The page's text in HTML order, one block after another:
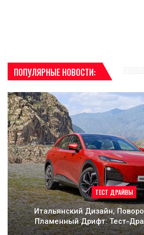
ПОПУЛЯРНЫЕ НОВОСТИ:
ТЕСТ ДРАЙВЫ
Итальянский Дизайн,
Пламенный Дрифт: Тест-